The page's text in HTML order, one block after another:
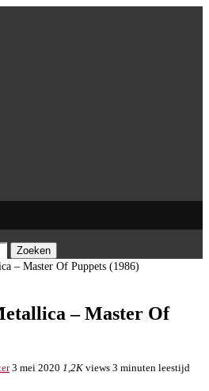
Zoeken
– Master Of Puppets (1986)
– Master Of
3 mei 2020 1,2K views 3 minuten leestijd